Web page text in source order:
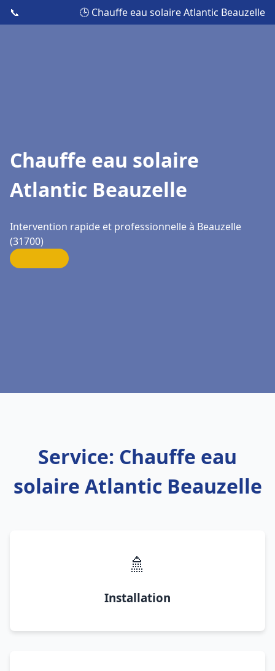
📞 🕒 Chauffe eau solaire Atlantic Beauzelle
Chauffe eau solaire
Atlantic Beauzelle
Intervention rapide et professionnelle à Beauzelle
(31700)
Service: Chauffe eau
solaire Atlantic Beauzelle
🚿
Installation